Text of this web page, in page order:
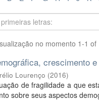
no momento 1-1 of
crescimento
Lourenço (2016)
de fragilidade a que
sobre seus aspectos